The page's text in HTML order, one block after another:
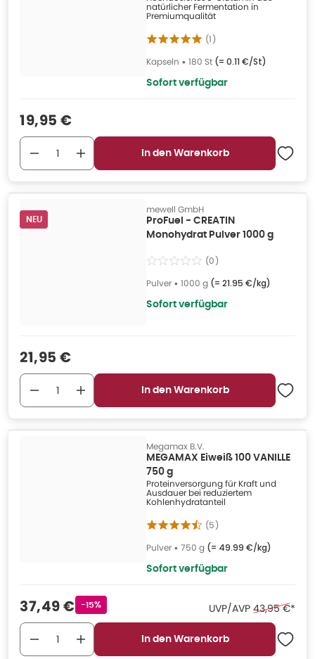
natürlicher Fermentation in
Premiumqualität
(1)
Kapseln • 180 St (= 0.11 €/St)
Sofort verfügbar
Verkaufspreis
19,95 €
In den Warenkorb
NEU
mewell GmbH
ProFuel - CREATIN
Monohydrat Pulver 1000 g
(0)
Pulver • 1000 g (= 21.95 €/kg)
Sofort verfügbar
Verkaufspreis
21,95 €
In den Warenkorb
Megamax B.V.
MEGAMAX Eiweiß 100 VANILLE
750 g
Proteinversorgung für Kraft und
Ausdauer bei reduziertem
Kohlenhydratanteil
(5)
Pulver • 750 g (= 49.99 €/kg)
Sofort verfügbar
Verkaufspreis
37,49 € Rabattstempel
-15% UVP/AVP Ehemaliger
43,95 €*
In den Warenkorb